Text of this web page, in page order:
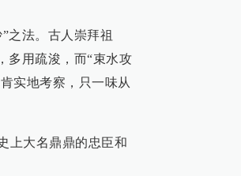
之法。古人崇拜祖
多用疏浚，而“束水攻
实地考察，只一味从
上大名鼎鼎的忠臣和